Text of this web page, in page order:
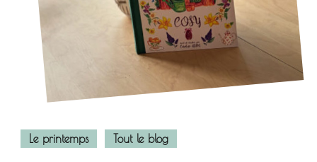
Le printemps Tout le blog